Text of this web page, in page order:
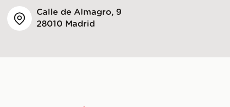
Calle de Almagro, 9
28010 Madrid